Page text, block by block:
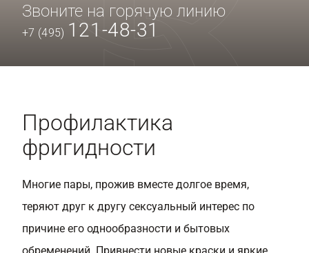
Звоните на горячую линию
+7 (495) 121-48-31
Профилактика
фригидности
Многие пары, прожив вместе долгое время,
теряют друг к другу сексуальный интерес по
причине его однообразности и бытовых